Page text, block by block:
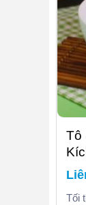
Tô
Tối